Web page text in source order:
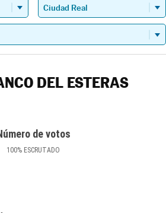
DEL ESTERAS
de votos
100% ESCRUTADO